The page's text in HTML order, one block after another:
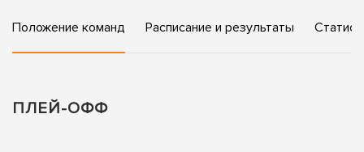
Положение команд Расписание и результаты
ПЛЕЙ-ОФФ